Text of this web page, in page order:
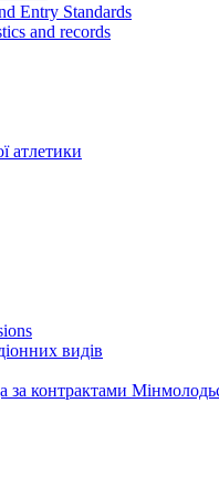
Entry Standards
and records
атлетики
видів
за контрактами